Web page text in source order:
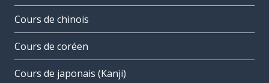
Cours de chinois
Cours de coréen
Cours de japonais (Kanji)